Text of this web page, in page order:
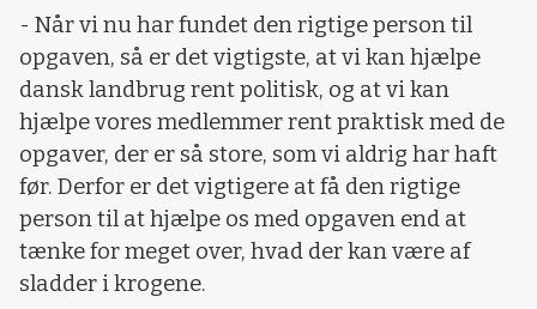
- Når vi nu har fundet den rigtige person til
opgaven, så er det vigtigste, at vi kan hjælpe
dansk landbrug rent politisk, og at vi kan
hjælpe vores medlemmer rent praktisk med de
opgaver, der er så store, som vi aldrig har haft
før. Derfor er det vigtigere at få den rigtige
person til at hjælpe os med opgaven end at
tænke for meget over, hvad der kan være af
sladder i krogene.